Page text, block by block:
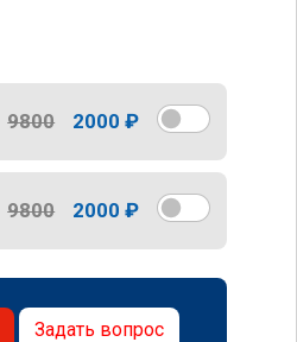
9800 2000 ₽
9800 2000 ₽
Задать вопрос